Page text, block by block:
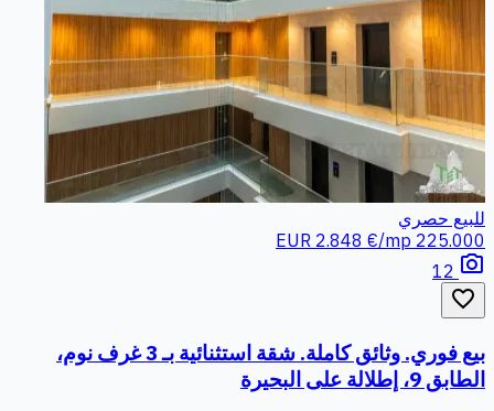
للبيع حصري
225.000 EUR
2.848 €/mp
photo_camera
favorite_border
بيع فوري. وثائق كاملة. شقة استثنائية بـ 3 غرف نوم،
الطابق 9، إطلالة على البحيرة